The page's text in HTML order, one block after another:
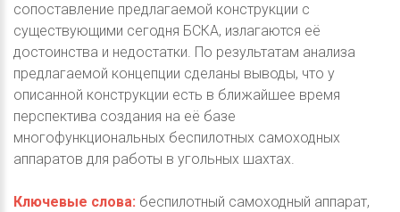
сопоставление предлагаемой конструкции с
существующими сегодня БСКА, излагаются её
достоинства и недостатки. По результатам анализа
предлагаемой концепции сделаны выводы, что у
описанной конструкции есть в ближайшее время
перспектива создания на её базе
многофункциональных беспилотных самоходных
аппаратов для работы в угольных шахтах.
Ключевые слова: беспилотный самоходный аппарат,